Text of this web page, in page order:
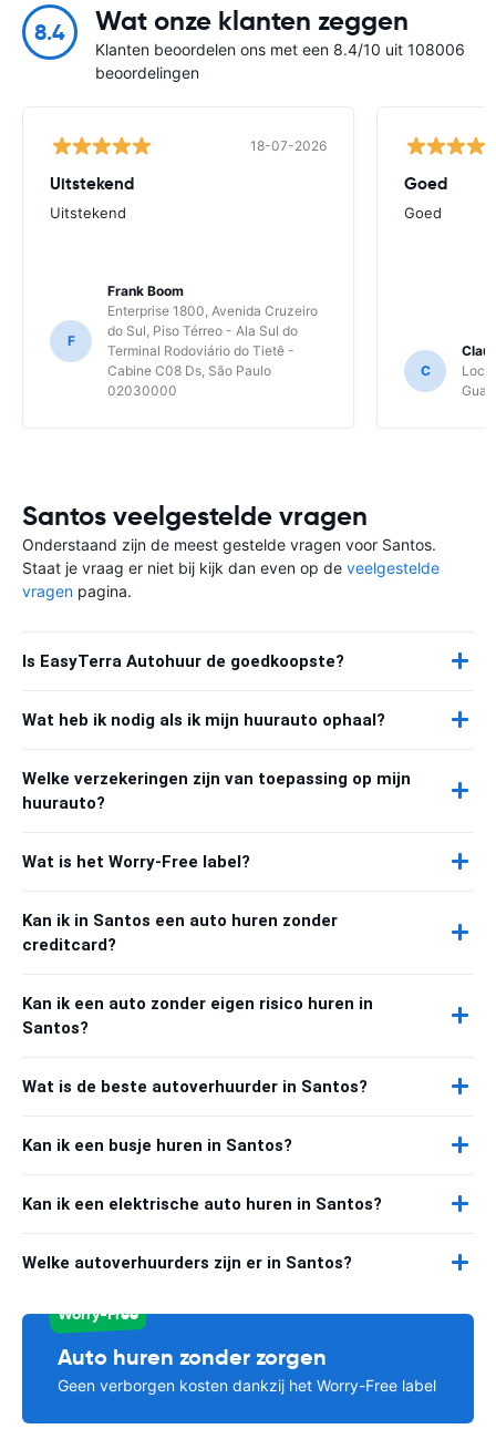
8.4 Wat onze klanten zeggen
Klanten beoordelen ons met een 8.4/10 uit 108006
beoordelingen
18-07-2026
Uitstekend
Uitstekend
F
Frank Boom
Enterprise 1800, Avenida Cruzeiro
do Sul, Piso Térreo - Ala Sul do
Terminal Rodoviário do Tietê -
Cabine C08 Ds, São Paulo
02030000
Goed
Goed
C
Santos veelgestelde vragen
Onderstaand zijn de meest gestelde vragen voor Santos.
Staat je vraag er niet bij kijk dan even op de veelgestelde
vragen pagina.
Is EasyTerra Autohuur de goedkoopste?
Wat heb ik nodig als ik mijn huurauto ophaal?
Welke verzekeringen zijn van toepassing op mijn
huurauto?
Wat is het Worry-Free label?
Kan ik in Santos een auto huren zonder
creditcard?
Kan ik een auto zonder eigen risico huren in
Santos?
Wat is de beste autoverhuurder in Santos?
Kan ik een busje huren in Santos?
Kan ik een elektrische auto huren in Santos?
Welke autoverhuurders zijn er in Santos?
Worry-Free
Auto huren zonder zorgen
Geen verborgen kosten dankzij het Worry-Free label